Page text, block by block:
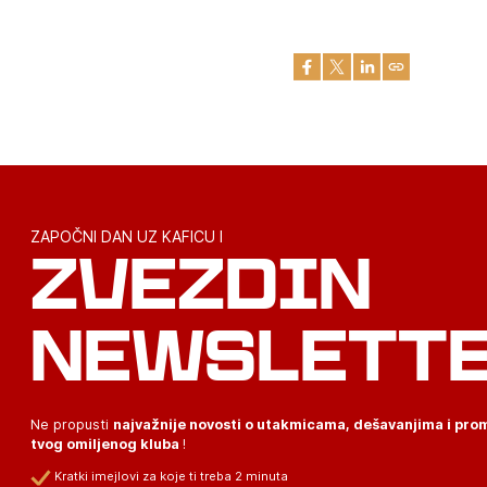
ZAPOČNI DAN UZ KAFICU I
ZVEZDIN
Ne propusti najvažnije novosti o utakmicama, dešavanjima i
tvog omiljenog kluba !
Kratki imejlovi za koje ti treba 2 minuta